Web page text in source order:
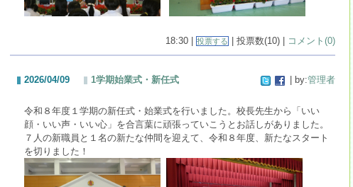
18:30 | 投票する | 投票数(10) | コメント(0)
2026/04/09 1学期始業式・新任式 | by:管理者
令和８年度１学期の新任式・始業式を行いました。校長先生から「いい
顔・いい声・いい心」を合言葉に頑張っていこうとお話しがありました。
７人の新職員と１名の新たな仲間を迎えて、令和８年度、新たなスター ト
を切りました！